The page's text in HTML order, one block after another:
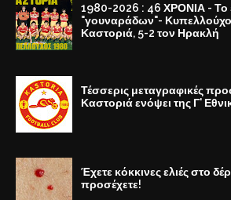
1980-2026 : 46 ΧΡΟΝΙΑ - Το
"γουναράδων"-
Καστοριά, 5-2 τον Ηρακλή
Τέσσερις μεταγραφικές
Καστοριά ενόψει της Γ'
Έχετε κόκκινες ελιές στο
προσέχετε!